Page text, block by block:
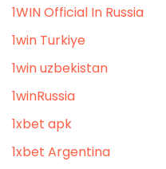
1WIN Official In Russia
1win Turkiye
1win uzbekistan
1winRussia
1xbet apk
1xbet Argentina